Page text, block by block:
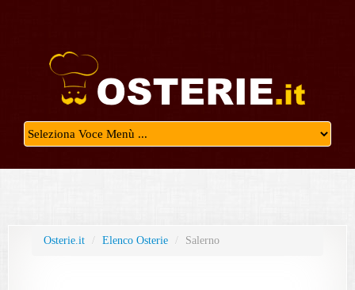
Osterie.it / Elenco Osterie / Salerno